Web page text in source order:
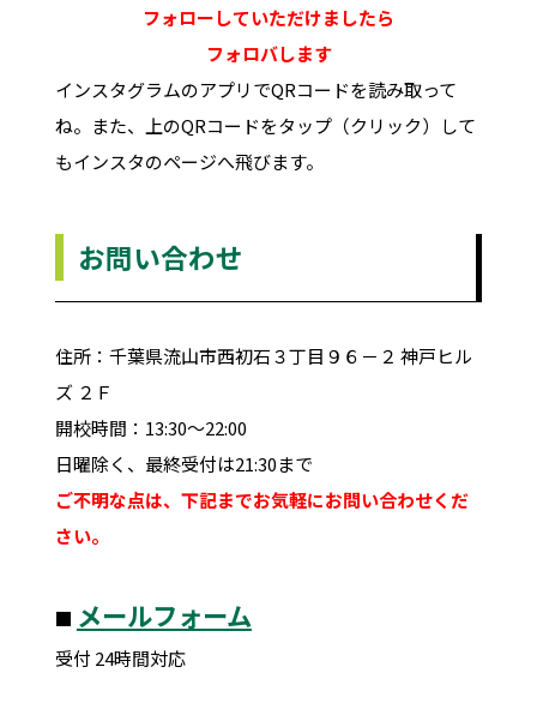
フォローしていただけましたら
フォロバします
インスタグラムのアプリでQRコードを読み取って
ね。また、上のQRコードをタップ（クリック）して
もインスタのページへ飛びます。
お問い合わせ
住所：千葉県流山市西初石３丁目９６－２ 神戸ヒル
ズ ２Ｆ
開校時間：13:30～22:00
日曜除く、最終受付は21:30まで
ご不明な点は、下記までお気軽にお問い合わせくだ
さい。
■ メールフォーム
受付 24時間対応